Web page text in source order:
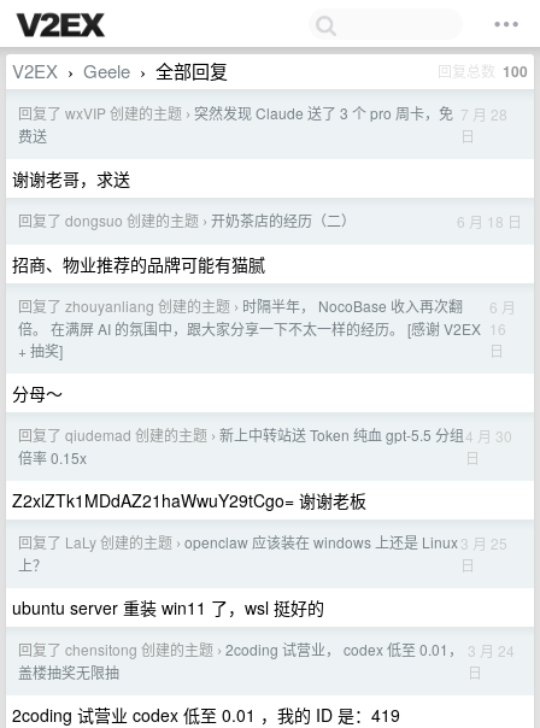
V2EX › Geele › 全部回复 回复总数 100
回复了 wxVIP 创建的主题 › 突然发现 Claude 送了 3 个 pro 周卡，免
费送
7 月 28
日
谢谢老哥，求送
回复了 dongsuo 创建的主题 › 开奶茶店的经历（二） 6 月 18 日
招商、物业推荐的品牌可能有猫腻
回复了 zhouyanliang 创建的主题 › 时隔半年， NocoBase 收入再次翻
倍。 在满屏 AI 的氛围中，跟大家分享一下不太一样的经历。 [感谢 V2EX
+ 抽奖]
6 月
16
日
分母～
回复了 qiudemad 创建的主题 › 新上中转站送 Token 纯血 gpt-5.5 分组
倍率 0.15x
4 月 30
日
Z2xlZTk1MDdAZ21haWwuY29tCgo= 谢谢老板
回复了 LaLy 创建的主题 › openclaw 应该装在 windows 上还是 Linux
上？
3 月 25
日
ubuntu server 重装 win11 了，wsl 挺好的
回复了 chensitong 创建的主题 › 2coding 试营业， codex 低至 0.01，
盖楼抽奖无限抽
3 月 24
日
2coding 试营业 codex 低至 0.01 ，我的 ID 是：419